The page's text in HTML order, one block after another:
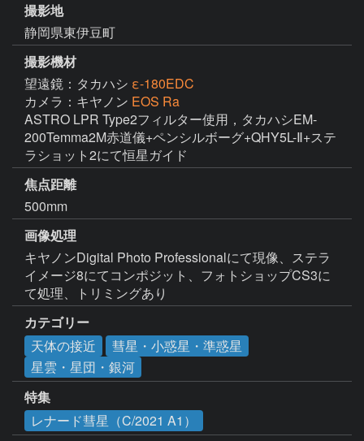
撮影地
静岡県東伊豆町
撮影機材
望遠鏡：タカハシ ε-180EDC
カメラ：キヤノン EOS Ra
ASTRO LPR Type2フィルター使用，タカハシEM-
200Temma2M赤道儀+ペンシルボーグ+QHY5L-Ⅱ+ステ
ラショット2にて恒星ガイド
焦点距離
500mm
画像処理
キヤノンDigital Photo Professionalにて現像、ステラ
イメージ8にてコンポジット、フォトショップCS3に
て処理、トリミングあり
カテゴリー
天体の接近
彗星・小惑星・準惑星
星雲・星団・銀河
特集
レナード彗星（C/2021 A1）